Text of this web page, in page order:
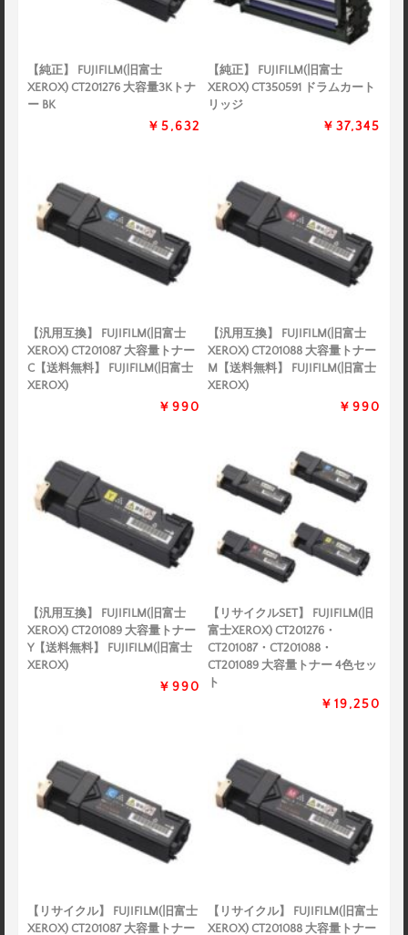
【純正】 FUJIFILM(旧富士
XEROX) CT201276 大容量3Kトナ
ー BK
￥5,632
【純正】 FUJIFILM(旧富士
XEROX) CT350591 ドラムカート
リッジ
￥37,345
【汎用互換】 FUJIFILM(旧富士
XEROX) CT201087 大容量トナー
C【送料無料】 FUJIFILM(旧富士
XEROX)
￥990
【汎用互換】 FUJIFILM(旧富士
XEROX) CT201088 大容量トナー
M【送料無料】 FUJIFILM(旧富士
XEROX)
￥990
【汎用互換】 FUJIFILM(旧富士
XEROX) CT201089 大容量トナー
Y【送料無料】 FUJIFILM(旧富士
XEROX)
￥990
【リサイクルSET】 FUJIFILM(旧
富士XEROX) CT201276・
CT201087・CT201088・
CT201089 大容量トナー 4色セッ
ト
￥19,250
【リサイクル】 FUJIFILM(旧富士
XEROX) CT201087 大容量トナー
【リサイクル】 FUJIFILM(旧富士
XEROX) CT201088 大容量トナー